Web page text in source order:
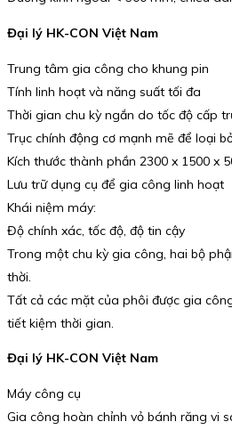
Đại lý HK-CON Việt Nam
Trung tâm gia công cho khung pin
Tính linh hoạt và năng suất tối đa
Thời gian chu kỳ ngắn do tốc độ cấp
Trục chính động cơ mạnh mẽ để loại
Kích thước thành phần 2300 x 1500 x
Lưu trữ dụng cụ để gia công linh hoạt
Khái niệm máy:
Độ chính xác, tốc độ, độ tin cậy
Trong một chu kỳ gia công, hai bộ
thời.
Tất cả các mặt của phôi được gia
tiết kiệm thời gian.
Đại lý HK-CON Việt Nam
Máy công cụ
Gia công hoàn chỉnh vỏ bánh răng vi